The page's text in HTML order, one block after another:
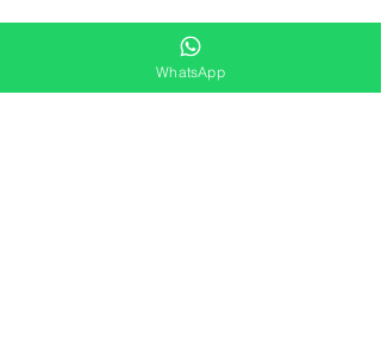
¿ Ya Nos Sigues ?
WhatsApp